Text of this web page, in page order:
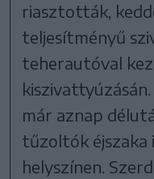
riasztották,
teljesítményű
teherautóval
már aznap
tűzoltók éjszaka
helyszínen.